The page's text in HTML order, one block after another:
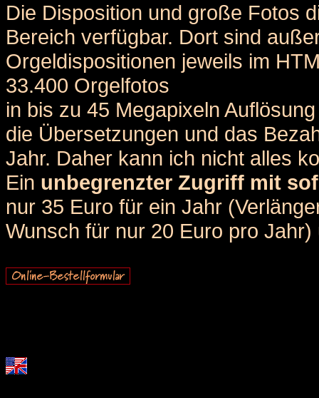
Die Disposition und große Fotos
Bereich verfügbar. Dort sind
Orgeldispositionen jeweils im
33.400 Orgelfotos
in bis zu 45 Megapixeln
die Übersetzungen und das
Jahr. Daher kann ich nicht alles
Ein unbegrenzter Zugriff mit
nur 35 Euro für ein Jahr
Wunsch für nur 20 Euro pro